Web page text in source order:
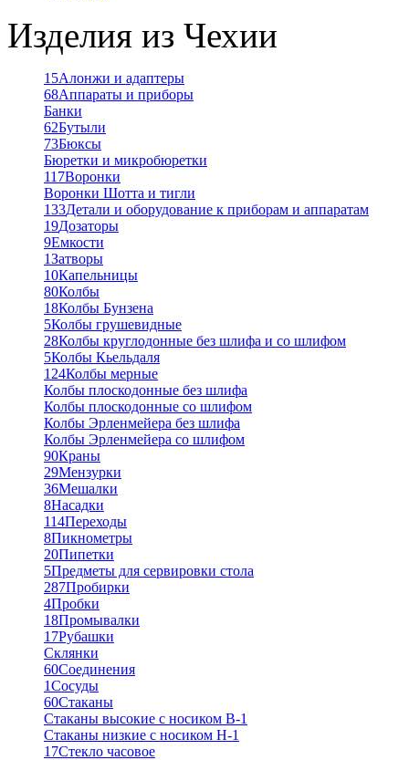
Изделия из Чехии
15Алонжи и адаптеры
68Аппараты и приборы
Банки
62Бутыли
73Бюксы
Бюретки и микробюретки
117Воронки
Воронки Шотта и тигли
133Детали и оборудование к приборам и аппаратам
19Дозаторы
9Емкости
1Затворы
10Капельницы
80Колбы
18Колбы Бунзена
5Колбы грушевидные
28Колбы круглодонные без шлифа и со шлифом
5Колбы Кьельдаля
124Колбы мерные
Колбы плоскодонные без шлифа
Колбы плоскодонные со шлифом
Колбы Эрленмейера без шлифа
Колбы Эрленмейера со шлифом
90Краны
29Мензурки
36Мешалки
8Насадки
114Переходы
8Пикнометры
20Пипетки
5Предметы для сервировки стола
287Пробирки
4Пробки
18Промывалки
17Рубашки
Склянки
60Соединения
1Сосуды
60Стаканы
Стаканы высокие с носиком В-1
Стаканы низкие с носиком Н-1
17Стекло часовое